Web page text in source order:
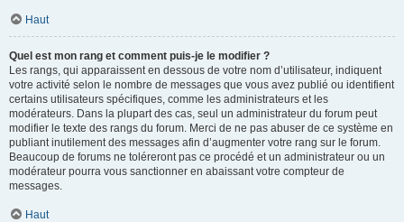
Haut
Quel est mon rang et comment puis-je le modifier ?
Les rangs, qui apparaissent en dessous de votre nom d’utilisateur, indiquent
votre activité selon le nombre de messages que vous avez publié ou identifient
certains utilisateurs spécifiques, comme les administrateurs et les
modérateurs. Dans la plupart des cas, seul un administrateur du forum peut
modifier le texte des rangs du forum. Merci de ne pas abuser de ce système en
publiant inutilement des messages afin d’augmenter votre rang sur le forum.
Beaucoup de forums ne toléreront pas ce procédé et un administrateur ou un
modérateur pourra vous sanctionner en abaissant votre compteur de
messages.
Haut